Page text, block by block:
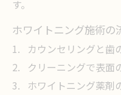
す。
ホワイトニング施術の
カウンセリングと歯
クリーニングで表面
ホワイトニング薬剤